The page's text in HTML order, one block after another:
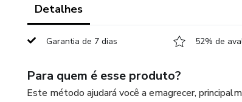
Detalhes
Garantia de 7 dias 52% de
Para quem é esse produto?
Este método ajudará você a emagrecer,